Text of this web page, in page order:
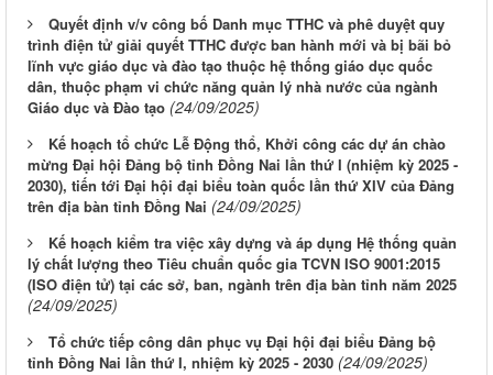
Quyết định v/v công bố Danh mục TTHC và phê duyệt quy
trình điện tử giải quyết TTHC được ban hành mới và bị bãi bỏ
lĩnh vực giáo dục và đào tạo thuộc hệ thống giáo dục quốc
dân, thuộc phạm vi chức năng quản lý nhà nước của ngành
Giáo dục và Đào tạo (24/09/2025)
Kế hoạch tổ chức Lễ Động thổ, Khởi công các dự án chào
mừng Đại hội Đảng bộ tỉnh Đồng Nai lần thứ I (nhiệm kỳ 2025 -
2030), tiến tới Đại hội đại biểu toàn quốc lần thứ XIV của Đảng
trên địa bàn tỉnh Đồng Nai (24/09/2025)
Kế hoạch kiểm tra việc xây dựng và áp dụng Hệ thống quản
lý chất lượng theo Tiêu chuẩn quốc gia TCVN ISO 9001:2015
(ISO điện tử) tại các sở, ban, ngành trên địa bàn tỉnh năm 2025
(24/09/2025)
Tổ chức tiếp công dân phục vụ Đại hội đại biểu Đảng bộ
tỉnh Đồng Nai lần thứ I, nhiệm kỳ 2025 - 2030 (24/09/2025)